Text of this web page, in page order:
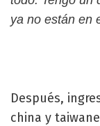
ya no están en
Después,
china y